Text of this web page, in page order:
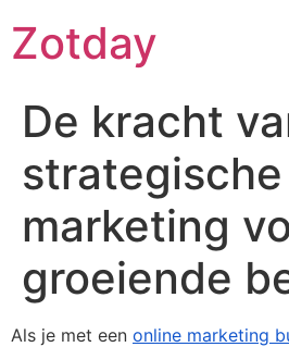
naar
deZotday
De kracht
marketing
groeiende
Als je met een online marketing